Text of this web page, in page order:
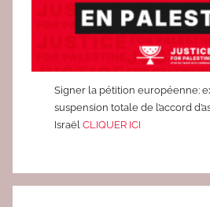
Signer la pétition européenne:
suspension totale de l’accord
IsraëlCLIQUER ICI